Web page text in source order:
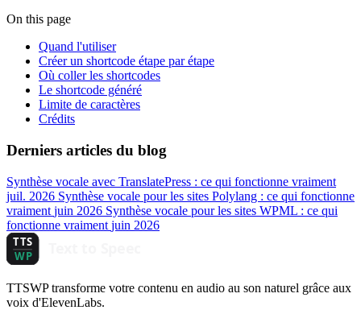
On this page
Quand l'utiliser
Créer un shortcode étape par étape
Où coller les shortcodes
Le shortcode généré
Limite de caractères
Crédits
Derniers articles du blog
Synthèse vocale avec TranslatePress : ce qui fonctionne vraiment
juil. 2026 Synthèse vocale pour les sites Polylang : ce qui fonctionne
vraiment juin 2026 Synthèse vocale pour les sites WPML : ce qui
fonctionne vraiment juin 2026
TTSWP transforme votre contenu en audio au son naturel grâce aux
voix d'ElevenLabs.